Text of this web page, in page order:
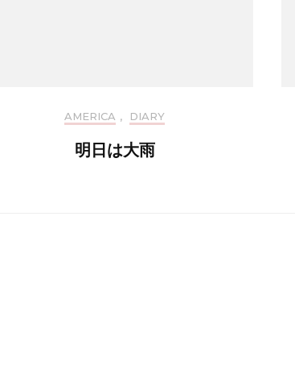
AMERICA , DIARY
明日は大雨